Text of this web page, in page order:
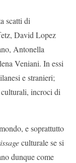
scatti di
David Lopez
Antonella
Veniani. In essi
e stranieri;
incroci di
e soprattutto
culturale se si
dunque come